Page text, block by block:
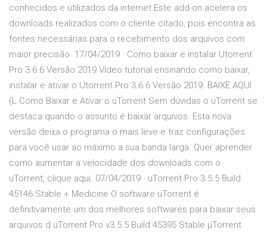
conhecidos e utilizados da internet.Este add-on acelera os
downloads realizados com o cliente citado, pois encontra as
fontes necessárias para o recebimento dos arquivos com
maior precisão. 17/04/2019 · Como baixar e instalar Utorrent
Pro 3.6.6 Versão 2019 Vídeo tutorial ensinando como baixar,
instalar e ativar o Utorrent Pro 3.6.6 Versão 2019. BAIXE AQUI
(L Como Baixar e Ativar o uTorrent Sem dúvidas o uTorrent se
destaca quando o assunto é baixar arquivos. Esta nova
versão deixa o programa o mais leve e traz configurações
para você usar ao máximo a sua banda larga. Quer aprender
como aumentar a velocidade dos downloads com o
uTorrent, clique aqui. 07/04/2019 · uTorrent Pro 3.5.5 Build
45146 Stable + Medicine O software uTorrent é
definitivamente um dos melhores softwares para baixar seus
arquivos d uTorrent Pro v3.5.5 Build 45395 Stable µTorrent